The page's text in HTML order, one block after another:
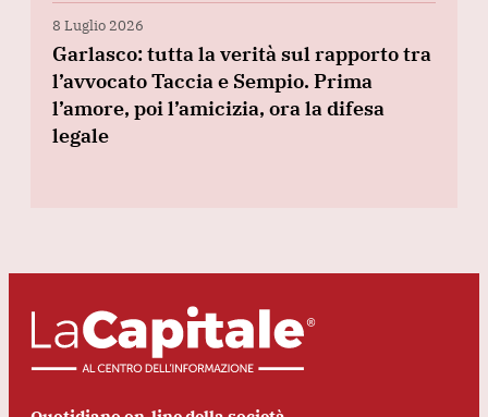
8 Luglio 2026
Garlasco: tutta la verità sul rapporto tra
l’avvocato Taccia e Sempio. Prima
l’amore, poi l’amicizia, ora la difesa
legale